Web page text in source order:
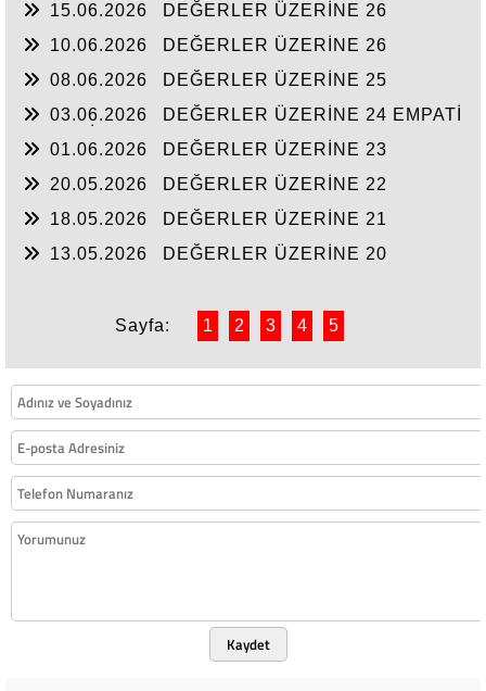
15.06.2026
DEĞERLER ÜZERİNE 26
10.06.2026
DEĞERLER ÜZERİNE 26
08.06.2026
DEĞERLER ÜZERİNE 25
03.06.2026
DEĞERLER ÜZERİNE 24 EMPATİ
01.06.2026
DEĞERLER ÜZERİNE 23
20.05.2026
DEĞERLER ÜZERİNE 22
18.05.2026
DEĞERLER ÜZERİNE 21
13.05.2026
DEĞERLER ÜZERİNE 20
Sayfa: 1 2 3 4 5
Kaydet